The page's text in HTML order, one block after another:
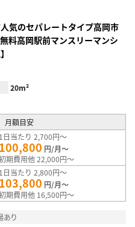
気のセパレートタイプ高岡市
料高岡駅前マンスリーマンシ
20m²
月額目安
1日当たり 2,700円～
100,800 円/月～
期費用他 22,000円～
1日当たり 2,800円～
103,800 円/月～
期費用他 16,500円～
あり